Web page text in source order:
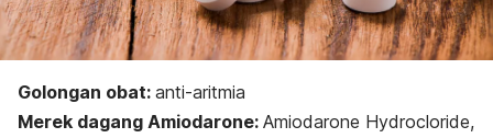
Golongan obat: anti-aritmia
Merek dagang Amiodarone: Amiodarone Hydrocloride,